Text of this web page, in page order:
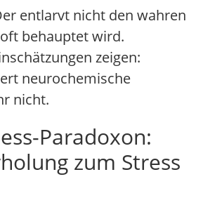
entlarvt nicht den wahren
behauptet wird.
zeigen:
neurochemische
nicht.
Paradoxon:
zum Stress